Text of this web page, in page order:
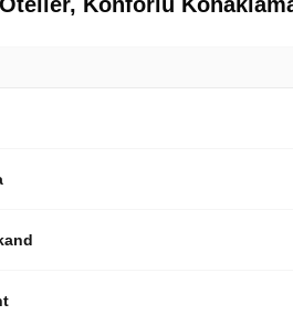
zamanın tadını çıkarıyoruz. Akşam
ve pasaport işlemlerimizin ardından